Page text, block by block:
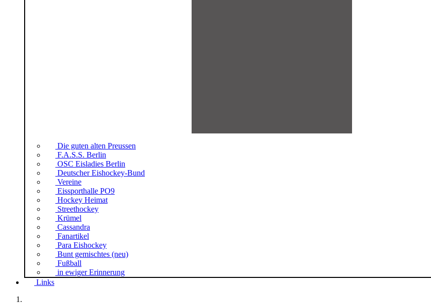
Die guten alten Preussen
F.A.S.S. Berlin
OSC Eisladies Berlin
Deutscher Eishockey-Bund
Vereine
Eissporthalle PO9
Hockey Heimat
Streethockey
Krümel
Cassandra
Fanartikel
Para Eishockey
Bunt gemischtes (neu)
Fußball
in ewiger Erinnerung
Links